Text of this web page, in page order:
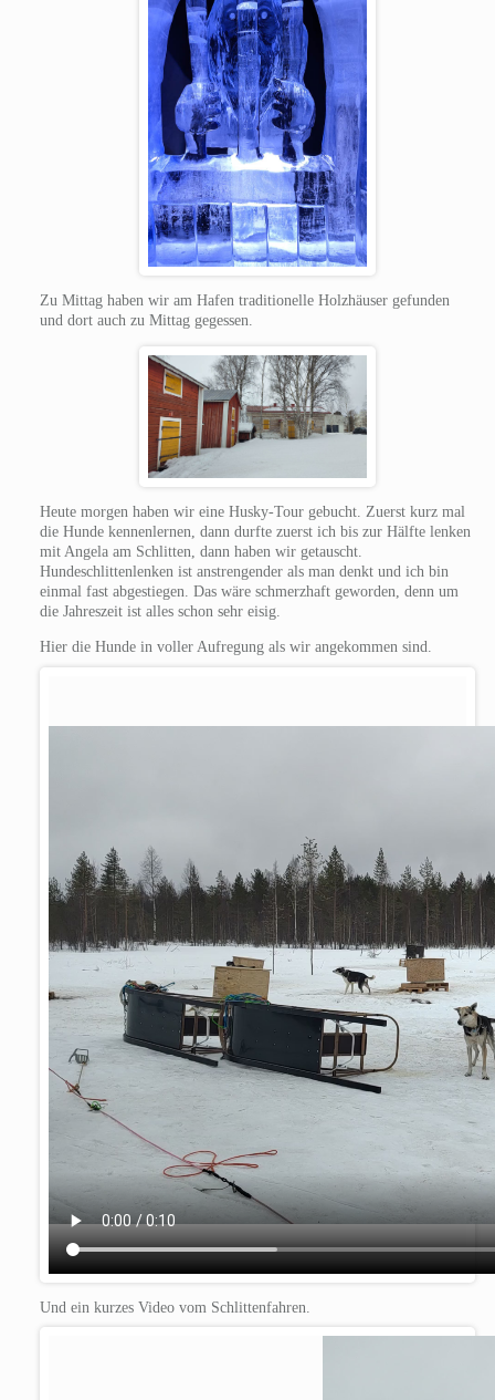
Zu Mittag haben wir am Hafen traditionelle Holzhäuser gefunden
und dort auch zu Mittag gegessen.
Heute morgen haben wir eine Husky-Tour gebucht. Zuerst kurz mal
die Hunde kennenlernen, dann durfte zuerst ich bis zur Hälfte lenken
mit Angela am Schlitten, dann haben wir getauscht.
Hundeschlittenlenken ist anstrengender als man denkt und ich bin
einmal fast abgestiegen. Das wäre schmerzhaft geworden, denn um
die Jahreszeit ist alles schon sehr eisig.
Hier die Hunde in voller Aufregung als wir angekommen sind.
Und ein kurzes Video vom Schlittenfahren.